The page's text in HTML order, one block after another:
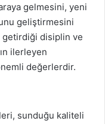
gelmesini, yeni
geliştirmesini
getirdiği disiplin ve
ilerleyen
değerlerdir.
sunduğu kaliteli